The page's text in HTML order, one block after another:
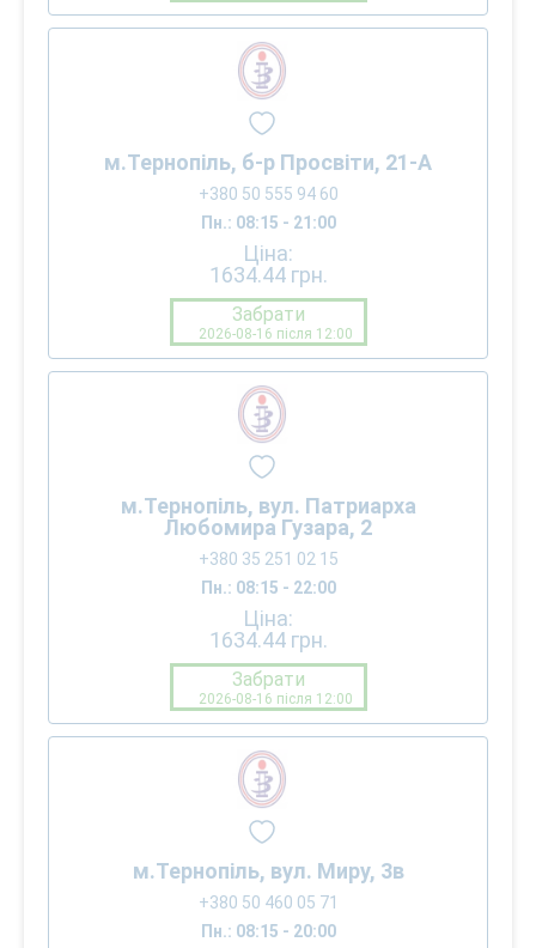
м.Тернопіль, б-р Просвіти, 21-А
+380 50 555 94 60
Пн.: 08:15 - 21:00
Ціна:
1634.44 грн.
Забрати
2026-08-16 після 12:00
м.Тернопіль, вул. Патриарха
Любомира Гузара, 2
+380 35 251 02 15
Пн.: 08:15 - 22:00
Ціна:
1634.44 грн.
Забрати
2026-08-16 після 12:00
м.Тернопіль, вул. Миру, 3в
+380 50 460 05 71
Пн.: 08:15 - 20:00